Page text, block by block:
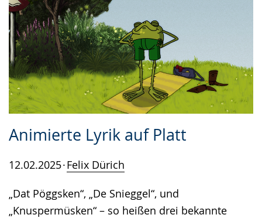
Animierte Lyrik auf Platt
12.02.2025 Felix Dürich
„Dat Pöggsken“, „De Snieggel“, und
„Knuspermüsken“ – so heißen drei bekannte